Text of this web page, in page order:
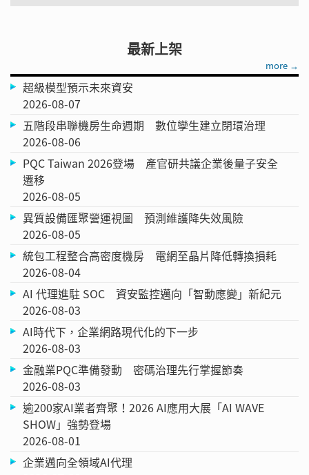
最新上架
more →
超級模型預示未來資安
2026-08-07
五階段串聯機房生命週期 數位孿生建立閉環治理
2026-08-06
PQC Taiwan 2026登場 產官研共議企業後量子安全
遷移
2026-08-05
異質設備匯聚營運視圖 預測維護降失效風險
2026-08-05
統包工程整合高密度機房 電網至晶片降低轉換損耗
2026-08-04
AI 代理進駐 SOC 資安監控邁向「智動應變」新紀元
2026-08-03
AI時代下，企業網路現代化的下一步
2026-08-03
金融業PQC準備發動 密碼治理先行掌握節奏
2026-08-03
逾200家AI業者齊聚！2026 AI應用大展「AI WAVE
SHOW」強勢登場
2026-08-01
企業邁向全領域AI代理